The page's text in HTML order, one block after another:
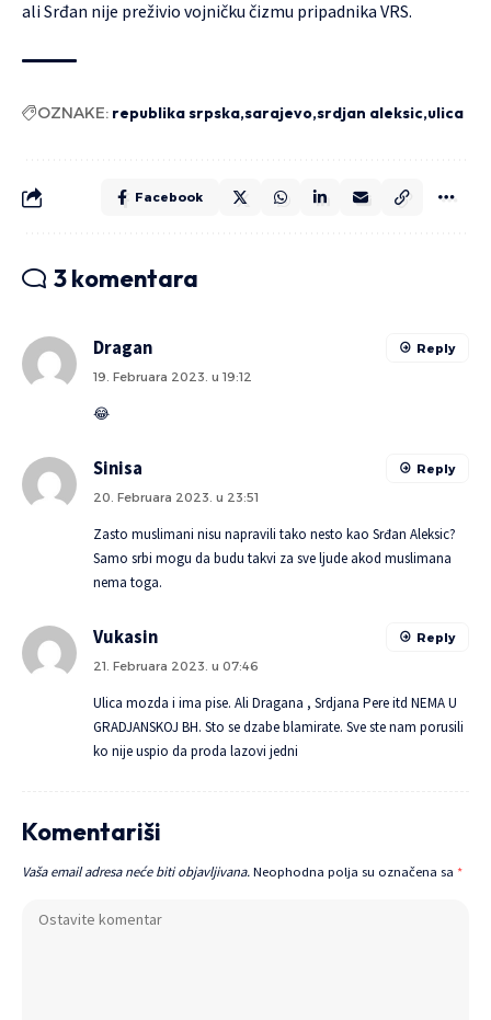
ali Srđan nije preživio vojničku čizmu pripadnika VRS.
OZNAKE: republika srpska sarajevo srdjan aleksic ulica
Facebook
3 komentara
Dragan
19. Februara 2023. u 19:12
😂
Reply
Sinisa
20. Februara 2023. u 23:51
Zasto muslimani nisu napravili tako nesto kao Srđan Aleksic?
Samo srbi mogu da budu takvi za sve ljude akod muslimana
nema toga.
Reply
Vukasin
21. Februara 2023. u 07:46
Ulica mozda i ima pise. Ali Dragana , Srdjana Pere itd NEMA U
GRADJANSKOJ BH. Sto se dzabe blamirate. Sve ste nam porusili
ko nije uspio da proda lazovi jedni
Reply
Komentariši
Vaša email adresa neće biti objavljivana. Neophodna polja su označena sa *